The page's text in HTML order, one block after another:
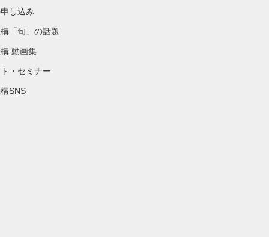
し込み
「旬」の話題
動画集
・セミナー
SNS